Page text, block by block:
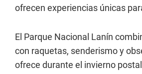
ofrecen experiencias únicas
El Parque Nacional Lanín
con raquetas, senderismo y
ofrece durante el invierno